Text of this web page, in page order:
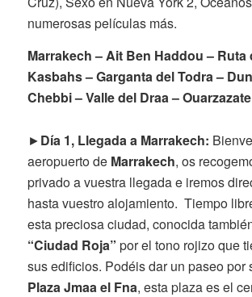
numerosas películas más.
Marrakech – Ait Ben Haddou – Ruta
Kasbahs – Garganta del Todra –
Chebbi – Valle del Draa – Ouarzazate
►Día 1, Llegada a Marrakech:
aeropuerto de Marrakech, os
privado a vuestra llegada e iremos
hasta vuestro alojamiento. Tiempo
esta preciosa ciudad, conocida
“Ciudad Roja” por el tono rojizo que
sus edificios. Podéis dar un paseo por
Plaza Jmaa el Fna, esta plaza es el